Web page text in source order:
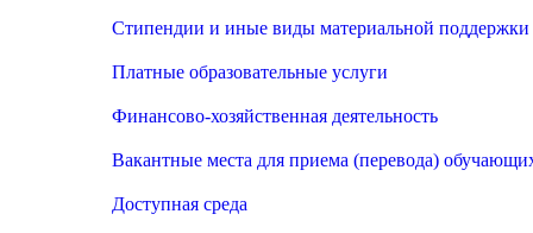
Стипендии и иные виды материальной поддержки
Платные образовательные услуги
Финансово-хозяйственная деятельность
Вакантные места для приема (перевода)
Доступная среда